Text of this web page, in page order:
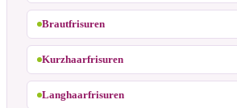
Brautfrisuren
Kurzhaarfrisuren
Langhaarfrisuren